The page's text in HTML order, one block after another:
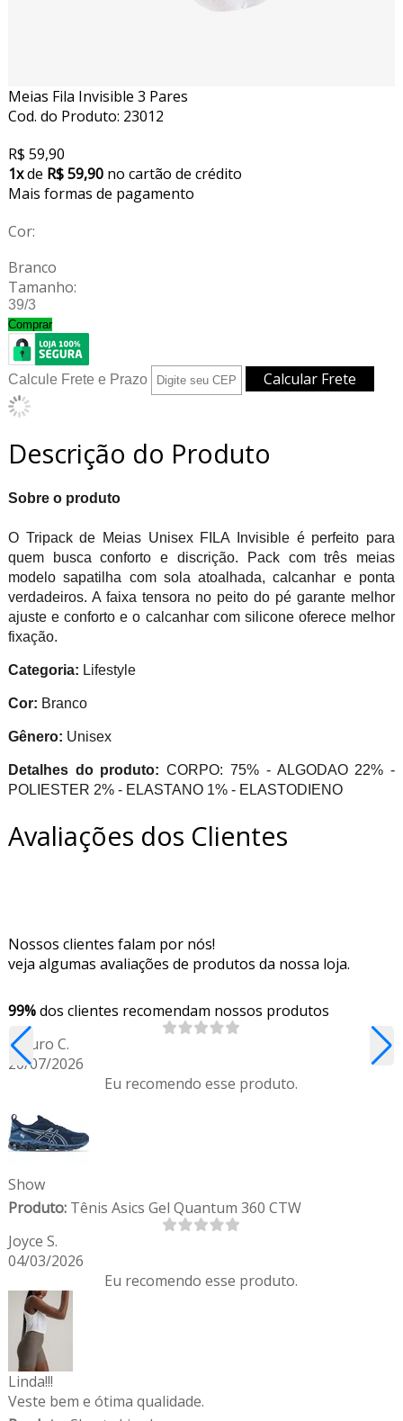
Meias Fila Invisible 3 Pares
Cod. do Produto: 23012
R$ 59,90
1xde R$ 59,90 no cartão de crédito
Mais formas de pagamento
Cor:
Branco
Tamanho:
39/3
Comprar
Calcule Frete e Prazo
Descrição do Produto
Sobre o produto
O Tripack de Meias Unisex FILA Invisible é perfeito para
quem busca conforto e discrição. Pack com três meias
modelo sapatilha com sola atoalhada, calcanhar e ponta
verdadeiros. A faixa tensora no peito do pé garante melhor
ajuste e conforto e o calcanhar com silicone oferece melhor
fixação.
Categoria: Lifestyle
Cor: Branco
Gênero: Unisex
Detalhes do produto:CORPO: 75% - ALGODAO 22% -
POLIESTER 2% - ELASTANO 1% - ELASTODIENO
Avaliações dos Clientes
Nossos clientes falam por nós!
veja algumas avaliações de produtos da nossa loja.
99%dos clientes recomendam nossos produtos
Mauro C.
20/07/2026
Eu recomendo esse produto.
Show
Produto:Tênis Asics Gel Quantum 360 CTW
Joyce S.
04/03/2026
Eu recomendo esse produto.
Linda!!!
Veste bem e ótima qualidade.